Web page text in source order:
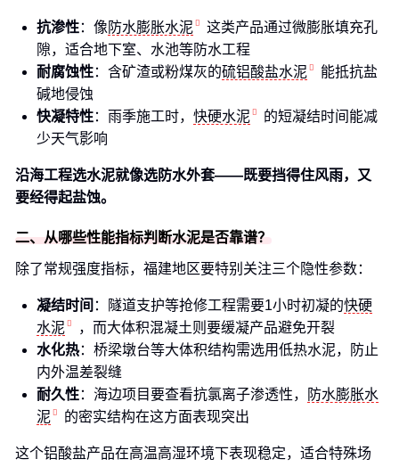
抗渗性：像 防水膨胀水泥
这类产品通过微膨胀填充孔
隙，适合地下室、水池等防水工程
耐腐蚀性：含矿渣或粉煤灰的硫铝酸盐水泥
能抵抗盐
碱地侵蚀
快凝特性：雨季施工时， 快硬水泥
的短凝结时间能减
少天气影响
沿海工程选水泥就像选防水外套——既要挡得住风雨，又
要经得起盐蚀。
二、从哪些性能指标判断水泥是否靠谱？
除了常规强度指标，福建地区要特别关注三个隐性参数：
凝结时间 ：隧道支护等抢修工程需要1小时初凝的快硬
水泥
，而大体积混凝土则要缓凝产品避免开裂
水化热：桥梁墩台等大体积结构需选用低热水泥，防止
内外温差裂缝
耐久性：海边项目要查看抗氯离子渗透性，
防水膨胀水
泥
的密实结构在这方面表现突出
这个铝酸盐产品在高温高湿环境下表现稳定，适合特殊场